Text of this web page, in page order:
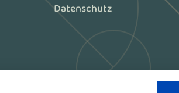
Datenschutz